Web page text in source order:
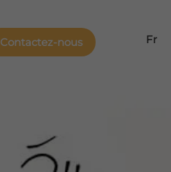
Contactez-nous Fr